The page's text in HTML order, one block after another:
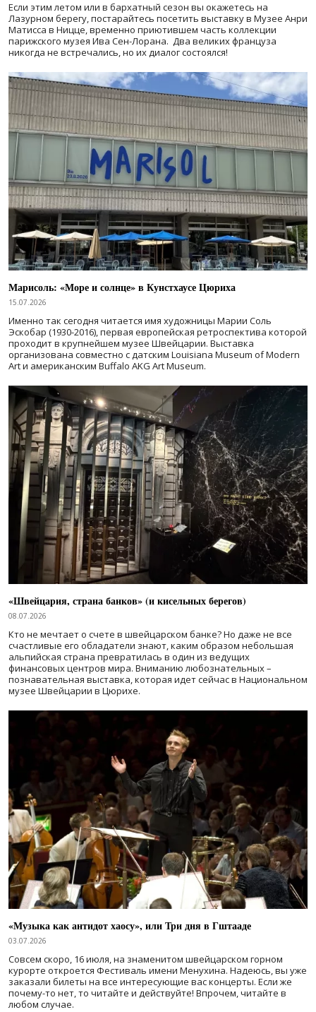
Если этим летом или в бархатный сезон вы окажетесь на
Лазурном берегу, постарайтесь посетить выставку в Музее Анри
Матисса в Ницце, временно приютившем часть коллекции
парижского музея Ива Сен-Лорана. Два великих француза
никогда не встречались, но их диалог состоялся!
Марисоль: «Море и солнце» в Кунстхаусе Цюриха
15.07.2026
Именно так сегодня читается имя художницы Марии Соль
Эскобар (1930-2016), первая европейская ретроспектива которой
проходит в крупнейшем музее Швейцарии. Выставка
организована совместно с датским Louisiana Museum of Modern
Art и американским Buffalo AKG Art Museum.
«Швейцария, страна банков» (и кисельных берегов)
08.07.2026
Кто не мечтает о счете в швейцарском банке? Но даже не все
счастливые его обладатели знают, каким образом небольшая
альпийская страна превратилась в один из ведущих
финансовых центров мира. Вниманию любознательных –
познавательная выставка, которая идет сейчас в Национальном
музее Швейцарии в Цюрихе.
«Музыка как антидот хаосу», или Три дня в Гштааде
03.07.2026
Совсем скоро, 16 июля, на знаменитом швейцарском горном
курорте откроется Фестиваль имени Менухина. Надеюсь, вы уже
заказали билеты на все интересующие вас концерты. Если же
почему-то нет, то читайте и действуйте! Впрочем, читайте в
любом случае.